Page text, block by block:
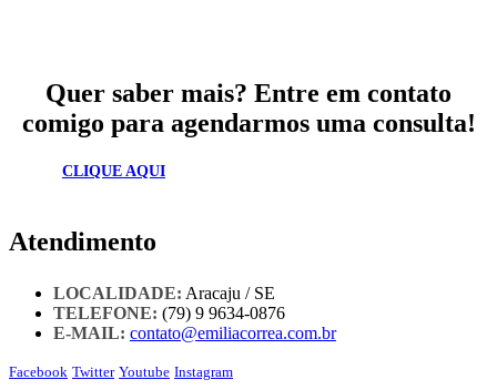
Quer saber mais? Entre em contato
comigo para agendarmos uma consulta!
CLIQUE AQUI
Atendimento
LOCALIDADE: Aracaju / SE
TELEFONE: (79) 9 9634-0876
E-MAIL: contato@emiliacorrea.com.br
Facebook Twitter Youtube Instagram